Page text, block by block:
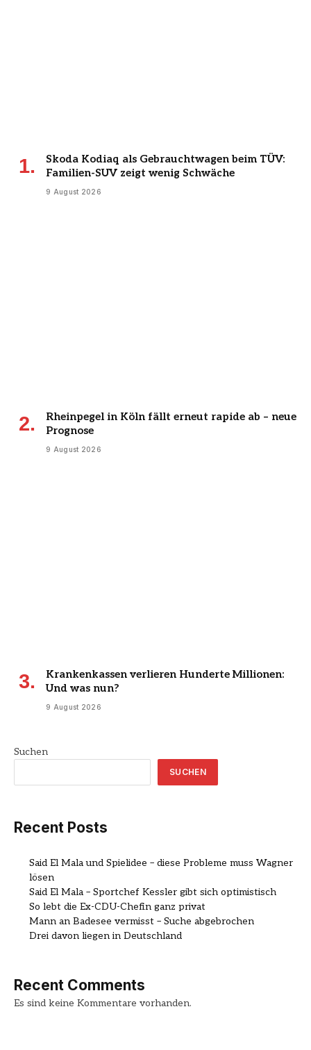
Skoda Kodiaq als Gebrauchtwagen beim TÜV:
Familien-SUV zeigt wenig Schwäche
9 August 2026
Rheinpegel in Köln fällt erneut rapide ab – neue
Prognose
9 August 2026
Krankenkassen verlieren Hunderte Millionen:
Und was nun?
9 August 2026
Suchen
SUCHEN
Recent Posts
Said El Mala und Spielidee – diese Probleme muss Wagner
lösen
Said El Mala – Sportchef Kessler gibt sich optimistisch
So lebt die Ex-CDU-Chefin ganz privat
Mann an Badesee vermisst – Suche abgebrochen
Drei davon liegen in Deutschland
Recent Comments
Es sind keine Kommentare vorhanden.